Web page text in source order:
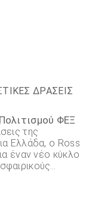
ΔΡΆΣΕΙΣ
ΦΕΞ
της
Ελλάδα, ο Ross
έναν νέο κύκλο